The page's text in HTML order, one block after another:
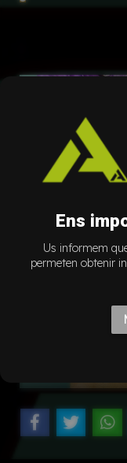
Ens
Us informem
permeten obtenir